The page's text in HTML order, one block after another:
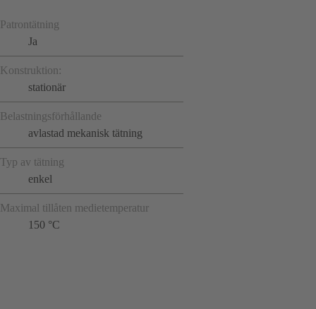
Patrontätning
Ja
Konstruktion:
stationär
Belastningsförhållande
avlastad mekanisk tätning
Typ av tätning
enkel
Maximal tillåten medietemperatur
150 °C